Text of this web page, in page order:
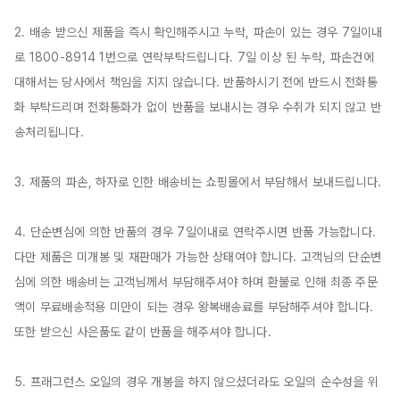
2. 배송 받으신 제품을 즉시 확인해주시고 누락, 파손이 있는 경우 7일이내
로 1800-8914 1번으로 연락부탁드립니다. 7일 이상 된 누락, 파손건에
대해서는 당사에서 책임을 지지 않습니다. 반품하시기 전에 반드시 전화통
화 부탁드리며 전화통화가 없이 반품을 보내시는 경우 수취가 되지 않고 반
송처리됩니다.
3. 제품의 파손, 하자로 인한 배송비는 쇼핑몰에서 부담해서 보내드립니다.
4. 단순변심에 의한 반품의 경우 7일이내로 연락주시면 반품 가능합니다.
다만 제품은 미개봉 및 재판매가 가능한 상태여야 합니다. 고객님의 단순변
심에 의한 배송비는 고객님께서 부담해주셔야 하며 환불로 인해 최종 주문
액이 무료배송적용 미만이 되는 경우 왕복배송료를 부담해주셔야 합니다.
또한 받으신 사은품도 같이 반품을 해주셔야 합니다.
5. 프래그런스 오일의 경우 개봉을 하지 않으셨더라도 오일의 순수성을 위